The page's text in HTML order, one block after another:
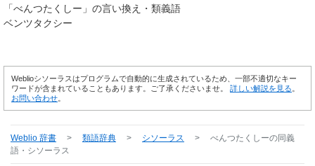
「べんつたくしー 」の言い換え・類義語
ベンツタクシー
Weblioシソーラスはプログラムで自動的に生成されているため、一部不適切なキー
ワードが含まれていることもあります。ご了承くださいませ。 詳しい解説を見る
お問い合わせ
Weblio 辞書 > 類語辞典 > シソーラス > べんつたくしーの同義
語・シソーラス